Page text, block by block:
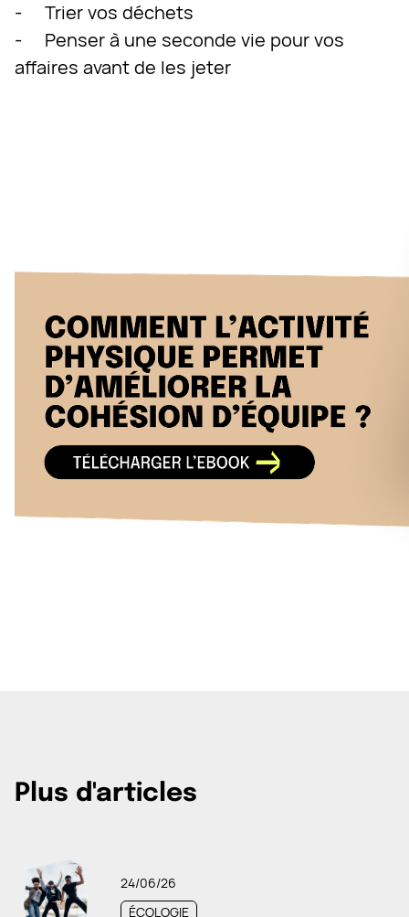
- Trier vos déchets
- Penser à une seconde vie pour vos
affaires avant de les jeter
Plus d'articles
24/06/26
ÉCOLOGIE